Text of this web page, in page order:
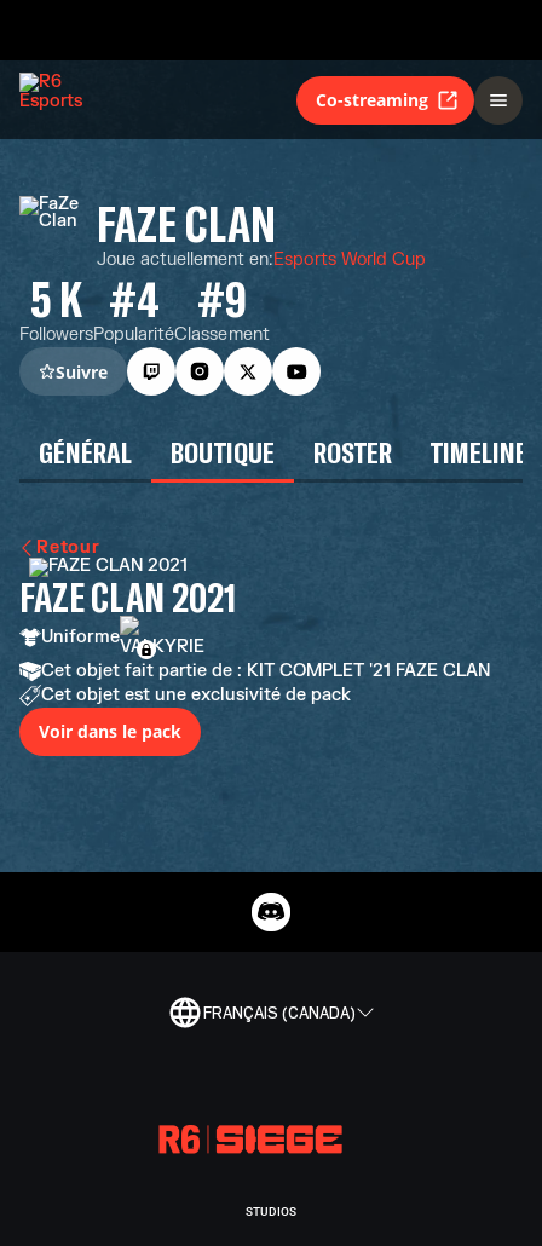
Co-streaming
FAZE CLAN
Joue actuellement en:Esports World Cup
5 K
Followers
#4
Popularité
#9
Classement
Suivre
GÉNÉRAL BOUTIQUE ROSTER TIMELINE
Retour
FAZE CLAN 2021
Uniforme
Cet objet fait partie de : KIT COMPLET '21 FAZE CLAN
Cet objet est une exclusivité de pack
Voir dans le pack
FRANÇAIS (CANADA)
STUDIOS